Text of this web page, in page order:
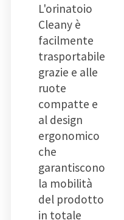
L'orinatoio
Cleany è
facilmente
trasportabile
grazie e alle
ruote
compatte e
al design
ergonomico
che
garantiscono
la mobilità
del prodotto
in totale